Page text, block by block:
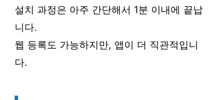
설치 과정은 아주 간단해서 1분 이내에 끝납
니다.
웹 등록도 가능하지만, 앱이 더 직관적입니
다.